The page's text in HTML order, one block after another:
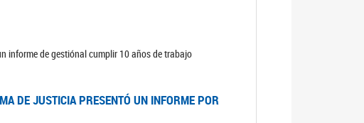
informe de gestiónal cumplir 10 años de trabajo
DE JUSTICIA PRESENTÓ UN INFORME POR